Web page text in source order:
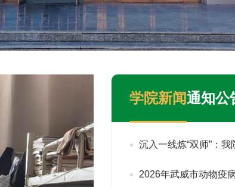
学院新闻通知公
沉入一线炼“双师”：
2026年武威市动物疫